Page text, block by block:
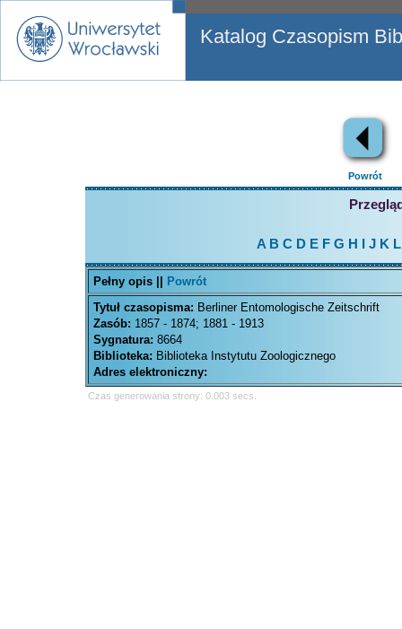
Katalog Czasopism
Powrót
A B C D EFG H J K L
Pełny opis ||
Powrót
Tytuł czasopisma: Berliner Entomologische Zeitschrift
Zasób: 1857 - 1874; 1881 - 1913
Sygnatura: 8664
Biblioteka: Biblioteka Instytutu Zoologicznego
Adres elektroniczny:
Czas generowania strony: 0.003 secs.